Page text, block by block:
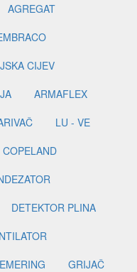
AGREGAT
CIJEV
ARMAFLEX
LU - VE
COPELAND
DETEKTOR PLINA
GRIJAČ